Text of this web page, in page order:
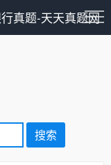
真题-天天真题网